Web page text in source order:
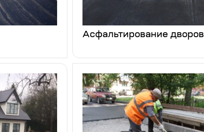
Асфальтирование дворов